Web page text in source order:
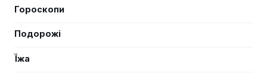
Гороскопи
Подорожі
Їжа